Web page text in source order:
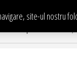
site-ul nostru
in Showroom